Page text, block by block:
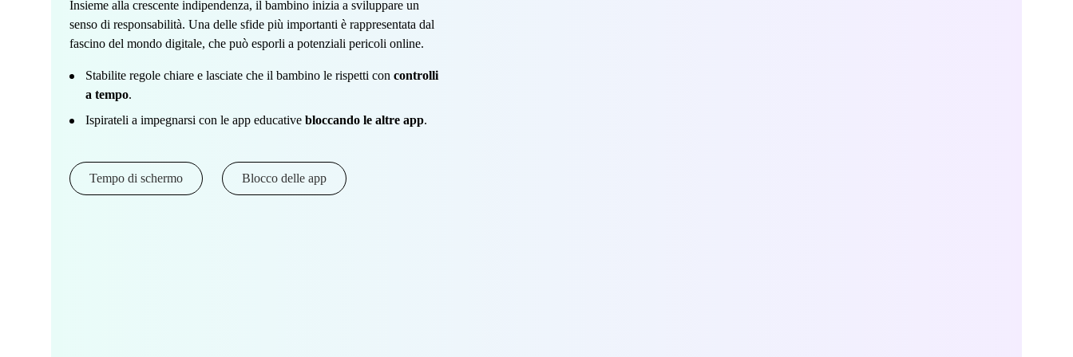
Insieme alla crescente indipendenza, il bambino inizia a sviluppare un
senso di responsabilità. Una delle sfide più importanti è rappresentata dal
fascino del mondo digitale, che può esporli a potenziali pericoli online.
Stabilite regole chiare e lasciate che il bambino le rispetti con controlli
a tempo.
Ispirateli a impegnarsi con le app educative bloccando le altre app.
Tempo di schermo Blocco delle app